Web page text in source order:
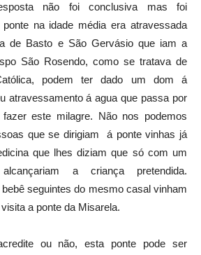
não foi conclusiva mas foi
na idade média era atravessada
de Basto e São Gervásio que iam a
São Rosendo, como se tratava de
podem ter dado um dom á
atravessamento á agua que passa por
este milagre. Não nos podemos
que se dirigiam á ponte vinhas já
que lhes diziam que só com um
a criança pretendida.
seguintes do mesmo casal vinham
a ponte da Misarela.
ou não, esta ponte pode ser